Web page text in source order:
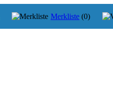
Merkliste (0)